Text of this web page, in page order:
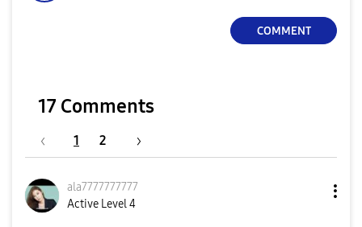
COMMENT
17 Comments
1 2
ala7777777777
Active Level 4